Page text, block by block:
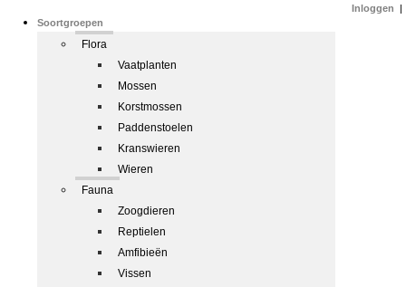
Soortgroepen
Flora
Vaatplanten
Mossen
Korstmossen
Paddenstoelen
Kranswieren
Wieren
Fauna
Zoogdieren
Reptielen
Amfibieën
Vissen
Inloggen |